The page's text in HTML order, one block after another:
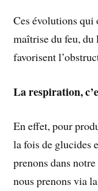
Ces évolutions qui
maîtrise du feu, du
favorisent
La respiration,
En effet, pour
la fois de glucides
prenons dans
nous prenons via